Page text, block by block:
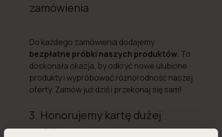
zamówienia
Do każdego zamówienia dodajemy
bezpłatne próbki naszych produktów. To
doskonała okazja, by odkryć nowe ulubione
produkty i wypróbować różnorodność naszej
oferty. Zamów już dziś i przekonaj się sam!
3. Honorujemy kartę dużej
rodziny